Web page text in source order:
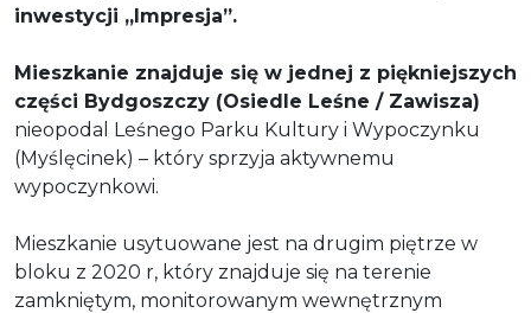
inwestycji „Impresja”.
Mieszkanie znajduje się w jednej z piękniejszych
części Bydgoszczy (Osiedle Leśne / Zawisza)
nieopodal Leśnego Parku Kultury i Wypoczynku
(Myślęcinek) – który sprzyja aktywnemu
wypoczynkowi.
Mieszkanie usytuowane jest na drugim piętrze w
bloku z 2020 r, który znajduje się na terenie
zamkniętym, monitorowanym wewnętrznym